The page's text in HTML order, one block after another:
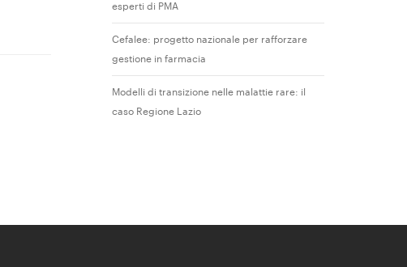
esperti di PMA
Cefalee: progetto nazionale per rafforzare
gestione in farmacia
Modelli di transizione nelle malattie rare: il
caso Regione Lazio